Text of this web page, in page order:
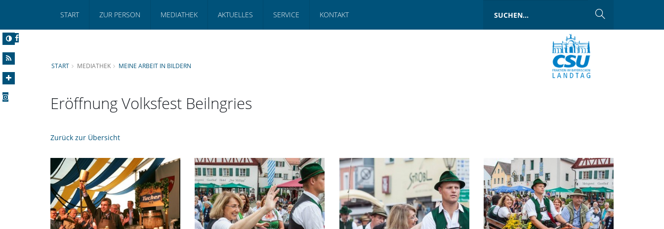
START ZUR PERSON MEDIATHEK AKTUELLES SERVICE KONTAKT
START MEDIATHEK MEINE ARBEIT IN BILDERN
Eröffnung Volksfest Beilngries
Zurück zur Übersicht